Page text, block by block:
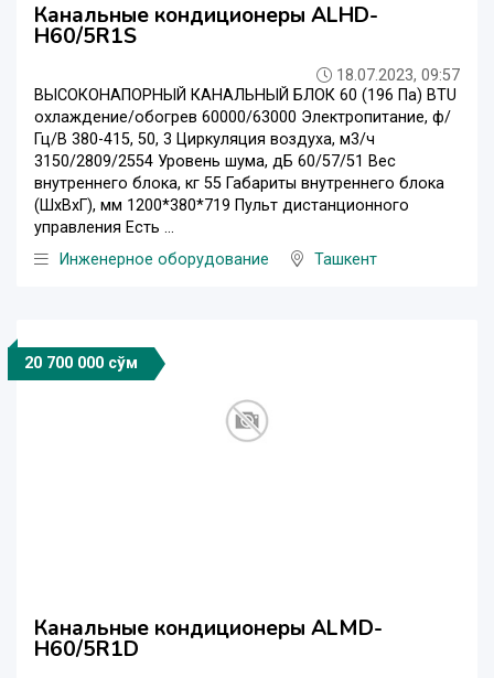
Канальные кондиционеры ALHD-
H60/5R1S
18.07.2023, 09:57
ВЫСОКОНАПОРНЫЙ КАНАЛЬНЫЙ БЛОК 60 (196 Па) BTU
охлаждение/обогрев 60000/63000 Электропитание, ф/
Гц/В 380-415, 50, 3 Циркуляция воздуха, м3/ч
3150/2809/2554 Уровень шума, дБ 60/57/51 Вес
внутреннего блока, кг 55 Габариты внутреннего блока
(ШxВxГ), мм 1200*380*719 Пульт дистанционного
управления Есть ...
Инженерное оборудование
Ташкент
20 700 000 сўм
Канальные кондиционеры ALMD-
H60/5R1D